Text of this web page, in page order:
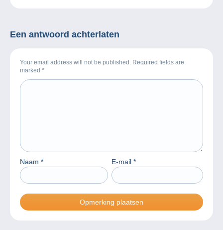
Een antwoord achterlaten
Your email address will not be published. Required fields are
marked *
Naam * E-mail *